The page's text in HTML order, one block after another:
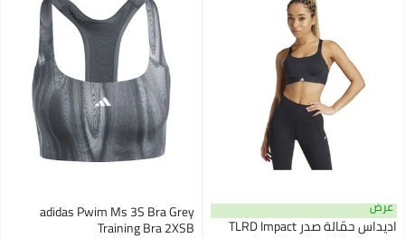
عرض
اديداس حمّالة صدر TLRD Impact
adidas Pwim Ms 3S Bra Grey
Training Bra 2XSB